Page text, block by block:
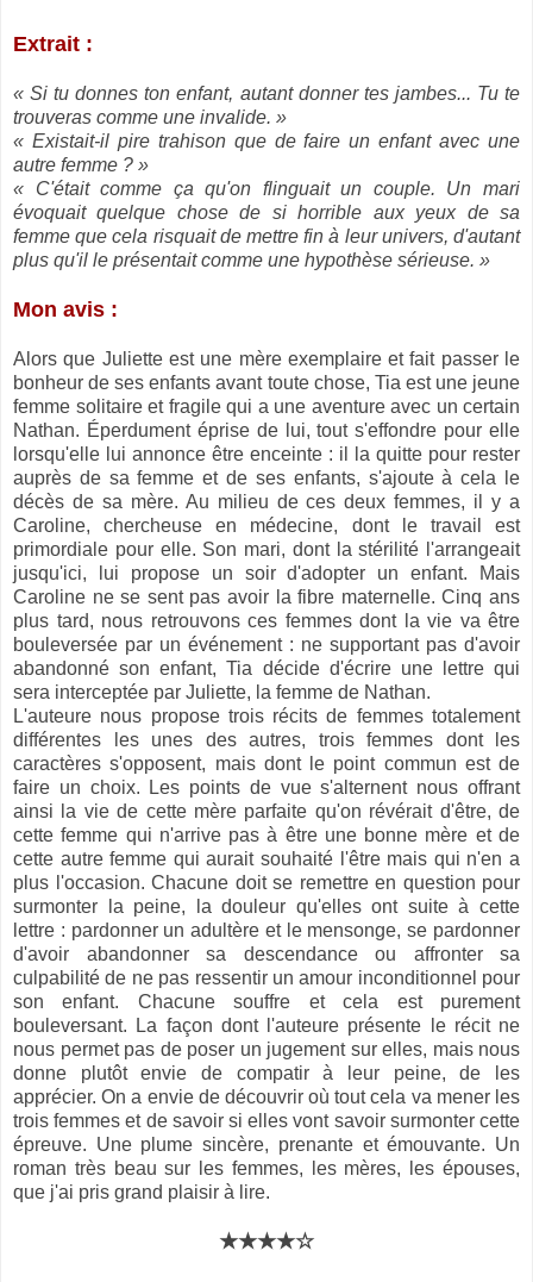
Extrait :
« Si tu donnes ton enfant, autant donner tes jambes... Tu te
trouveras comme une invalide. »
« Existait-il pire trahison que de faire un enfant avec une
autre femme ? »
« C'était comme ça qu'on flinguait un couple. Un mari
évoquait quelque chose de si horrible aux yeux de sa
femme que cela risquait de mettre fin à leur univers, d'autant
plus qu'il le présentait comme une hypothèse sérieuse. »
Mon avis :
Alors que Juliette est une mère exemplaire et fait passer le
bonheur de ses enfants avant toute chose, Tia est une jeune
femme solitaire et fragile qui a une aventure avec un certain
Nathan. Éperdument éprise de lui, tout s'effondre pour elle
lorsqu'elle lui annonce être enceinte : il la quitte pour rester
auprès de sa femme et de ses enfants, s'ajoute à cela le
décès de sa mère. Au milieu de ces deux femmes, il y a
Caroline, chercheuse en médecine, dont le travail est
primordiale pour elle. Son mari, dont la stérilité l'arrangeait
jusqu'ici, lui propose un soir d'adopter un enfant. Mais
Caroline ne se sent pas avoir la fibre maternelle. Cinq ans
plus tard, nous retrouvons ces femmes dont la vie va être
bouleversée par un événement : ne supportant pas d'avoir
abandonné son enfant, Tia décide d'écrire une lettre qui
sera interceptée par Juliette, la femme de Nathan.
L'auteure nous propose trois récits de femmes totalement
différentes les unes des autres, trois femmes dont les
caractères s'opposent, mais dont le point commun est de
faire un choix. Les points de vue s'alternent nous offrant
ainsi la vie de cette mère parfaite qu'on révérait d'être, de
cette femme qui n'arrive pas à être une bonne mère et de
cette autre femme qui aurait souhaité l'être mais qui n'en a
plus l'occasion. Chacune doit se remettre en question pour
surmonter la peine, la douleur qu'elles ont suite à cette
lettre : pardonner un adultère et le mensonge, se pardonner
d'avoir abandonner sa descendance ou affronter sa
culpabilité de ne pas ressentir un amour inconditionnel pour
son enfant. Chacune souffre et cela est purement
bouleversant. La façon dont l'auteure présente le récit ne
nous permet pas de poser un jugement sur elles, mais nous
donne plutôt envie de compatir à leur peine, de les
apprécier. On a envie de découvrir où tout cela va mener les
trois femmes et de savoir si elles vont savoir surmonter cette
épreuve. Une plume sincère, prenante et émouvante. Un
roman très beau sur les femmes, les mères, les épouses,
que j'ai pris grand plaisir à lire.
★★★★☆